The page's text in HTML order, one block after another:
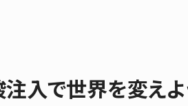
入で世界を変え